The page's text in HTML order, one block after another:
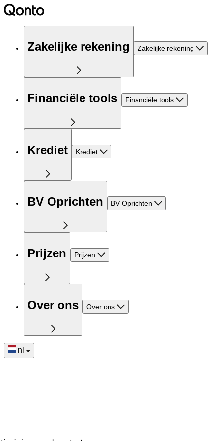
Zakelijke rekening Zakelijke rekening
Financiële tools Financiële tools
Krediet Krediet
BV Oprichten BV Oprichten
Prijzen Prijzen
Over ons Over ons
nl